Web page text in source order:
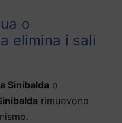
o
elimina i sali
Sinibalda o
rimuovono